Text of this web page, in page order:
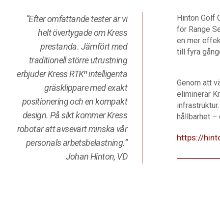
“Efter omfattande tester är vi
helt övertygade om Kress
prestanda. Jämfört med
traditionell större utrustning
erbjuder Kress RTKⁿ intelligenta
gräsklippare med exakt
positionering och en kompakt
design. På sikt kommer Kress
robotar att avsevärt minska vår
personals arbetsbelastning.”
Johan Hinton, VD
Hinton Golf
för Range
en mer
till fyra
Genom att
eliminerar
hållbarhet –
https://